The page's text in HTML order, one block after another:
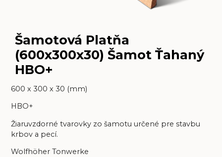
Šamotová Platňa
(600x300x30) Šamot Ťahaný
HBO+
600 x 300 x 30 (mm)
HBO+
Žiaruvzdorné tvarovky zo šamotu určené pre stavbu
krbov a pecí.
Wolfhöher Tonwerke